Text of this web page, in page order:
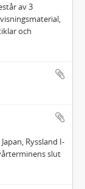
av 3
och
Ryssland I-
slut